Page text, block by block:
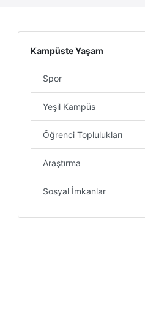
Kampüste Yaşam
Spor
Yeşil Kampüs
Öğrenci Toplulukları
Araştırma
Sosyal İmkanlar